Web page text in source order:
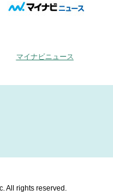
マイナビニュース
All rights reserved.